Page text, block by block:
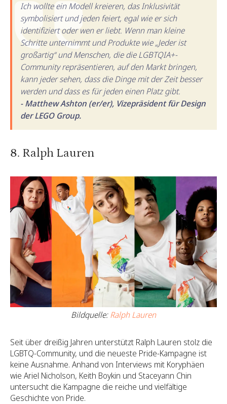
Ich wollte ein Modell kreieren, das Inklusivität
symbolisiert und jeden feiert, egal wie er sich
identifiziert oder wen er liebt. Wenn man kleine
Schritte unternimmt und Produkte wie „Jeder ist
großartig“ und Menschen, die die LGBTQIA+-
Community repräsentieren, auf den Markt bringen,
kann jeder sehen, dass die Dinge mit der Zeit besser
werden und dass es für jeden einen Platz gibt.
- Matthew Ashton (er/er), Vizepräsident für Design
der LEGO Group.
8. Ralph Lauren
Bildquelle:Ralph Lauren
Seit über dreißig Jahren unterstützt Ralph Lauren stolz die
LGBTQ-Community, und die neueste Pride-Kampagne ist
keine Ausnahme. Anhand von Interviews mit Koryphäen
wie Ariel Nicholson, Keith Boykin und Staceyann Chin
untersucht die Kampagne die reiche und vielfältige
Geschichte von Pride.